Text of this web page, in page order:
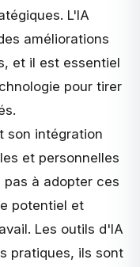
L'IA
améliorations
et il est essentiel
pour tirer
son intégration
et personnelles
à adopter ces
potentiel et
Les outils d'IA
pratiques, ils sont